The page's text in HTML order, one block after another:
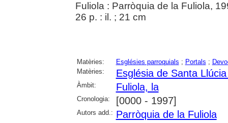
Fuliola : Parròquia de la Fuliola,
26 p. : il. ; 21 cm
Matèries: Esglésies parroquials ; Portals ;
Matèries:
Església de Santa
Àmbit: Fuliola, la
Cronologia: [0000 - 1997]
Autors add.: Parròquia de la Fuliola